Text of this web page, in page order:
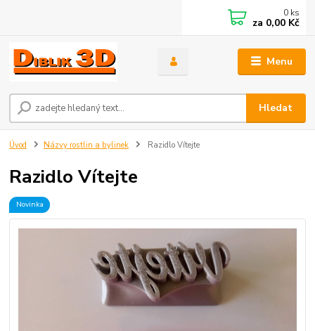
Menu
Hledat
0 ks
za 0,00 Kč
Úvod Názvy rostlin a bylinek Razidlo Vítejte
Razidlo Vítejte
Novinka